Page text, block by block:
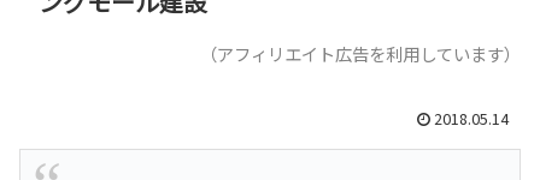
（アフィリエイト広告を利用しています）
2018.05.14